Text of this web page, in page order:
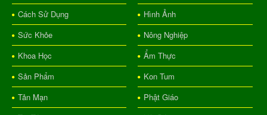
Cách Sử Dụng
Hình Ảnh
Sức Khỏe
Nông Nghiệp
Khoa Học
Ẩm Thực
Sản Phẩm
Kon Tum
Tản Mạn
Phật Giáo